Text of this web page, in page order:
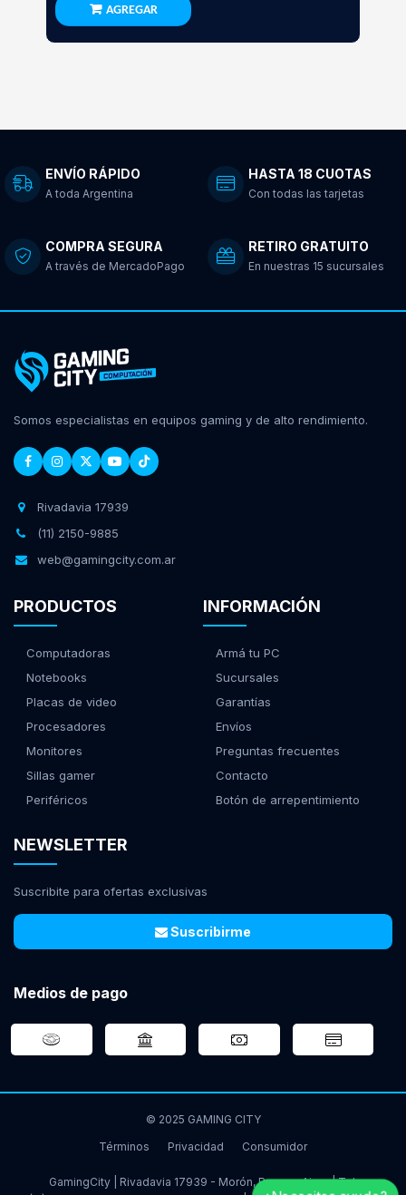
AGREGAR
ENVÍO RÁPIDO
A toda Argentina
HASTA 18 CUOTAS
Con todas las tarjetas
COMPRA SEGURA
A través de MercadoPago
RETIRO GRATUITO
En nuestras 15 sucursales
Somos especialistas en equipos gaming y de alto rendimiento.
Rivadavia 17939
(11) 2150-9885
web@gamingcity.com.ar
PRODUCTOS
Computadoras
Notebooks
Placas de video
Procesadores
Monitores
Sillas gamer
Periféricos
INFORMACIÓN
Armá tu PC
Sucursales
Garantías
Envíos
Preguntas frecuentes
Contacto
Botón de arrepentimiento
NEWSLETTER
Suscribite para ofertas exclusivas
Suscribirme
Medios de pago
© 2025 GAMING CITY
Términos
Privacidad Consumidor
GamingCity | Rivadavia 17939 - Morón, Buenos Aires | Tel: